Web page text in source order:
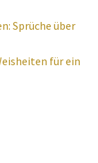
Sprüche über
für ein